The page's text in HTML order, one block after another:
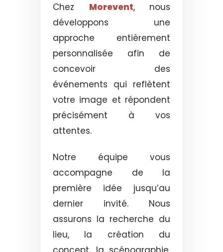
Chez Morevent, nous
développons une
approche entièrement
personnalisée afin de
concevoir des
événements qui reflètent
votre image et répondent
précisément à vos
attentes.
Notre équipe vous
accompagne de la
première idée jusqu’au
dernier invité. Nous
assurons la recherche du
lieu, la création du